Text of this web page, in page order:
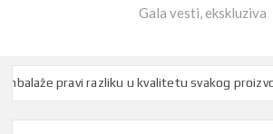
Gala vesti, ekskluziva
pravi razliku u kvalitetu svakog proizvoda!